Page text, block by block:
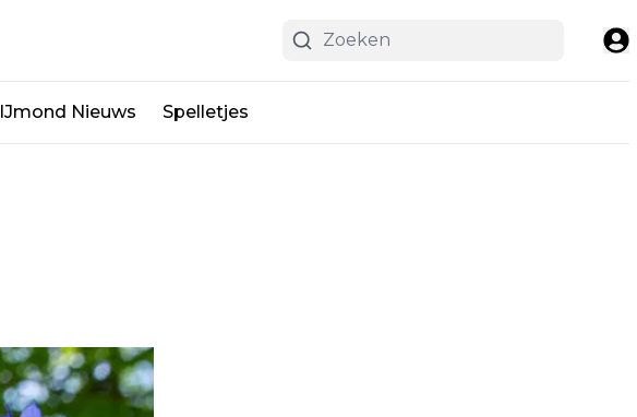
IJmond Nieuws Spelletjes